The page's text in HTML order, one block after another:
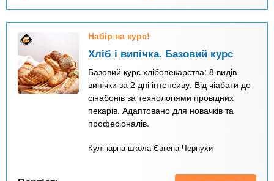
Набір на курс!
Хліб і випічка. Базовий курс
Базовий курс хлібопекарства: 8 видів
випічки за 2 дні інтенсиву. Від чіабати до
сінабонів за технологіями провідних
пекарів. Адаптовано для новачків та
професіоналів.
Кулінарна школа Євгена Чернухи